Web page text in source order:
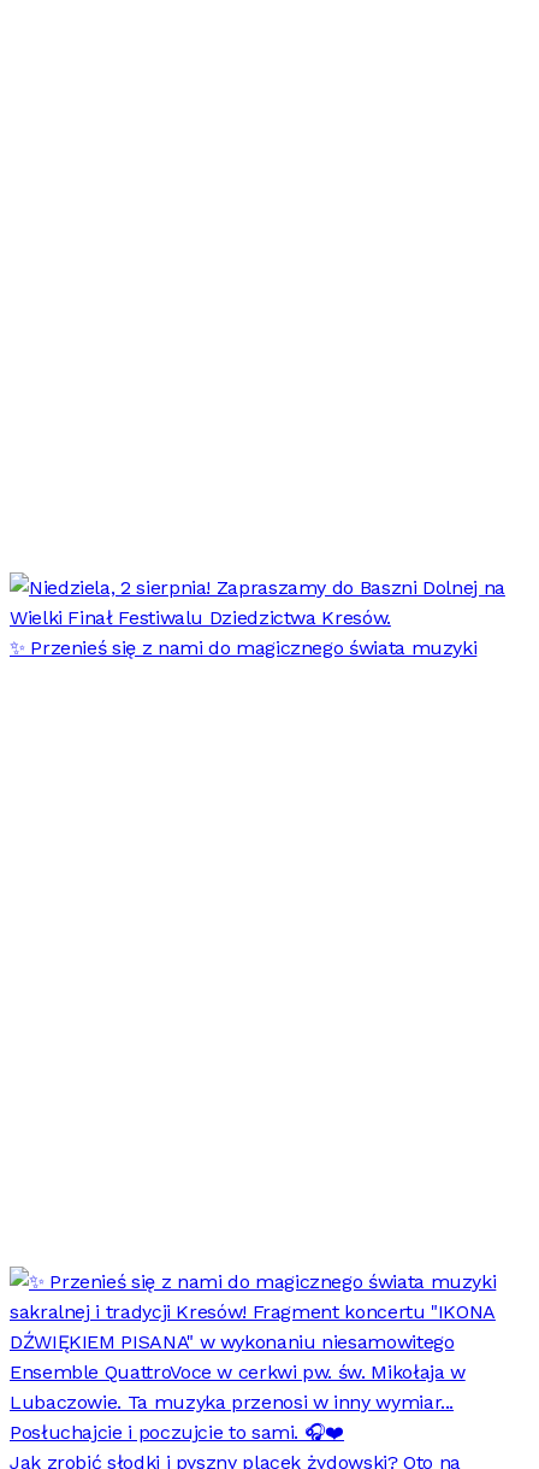
✨ Przenieś się z nami do magicznego świata muzyki
Jak zrobić słodki i pyszny placek żydowski? Oto na